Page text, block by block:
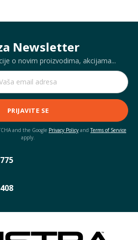
Newsletter
o novim proizvodima, akcijama...
PRIJAVITE SE
and the Google Privacy Policy andTerms of Service
apply.